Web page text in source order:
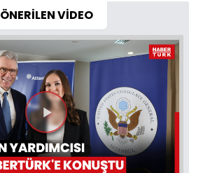
ÖNERİLEN VİDEO
Videoyu
Oynat